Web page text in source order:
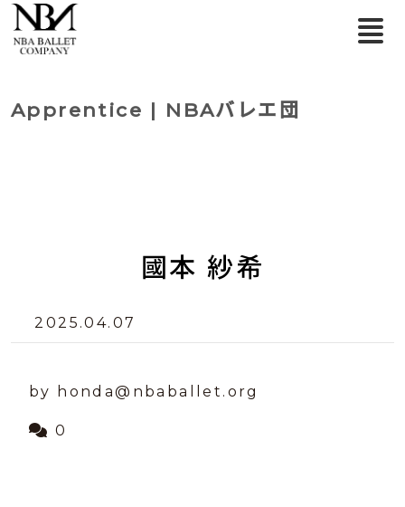
Apprentice | NBAバレエ団
國本 紗希
2025.04.07
by honda@nbaballet.org
0